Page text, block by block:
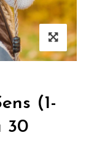
(1-
30